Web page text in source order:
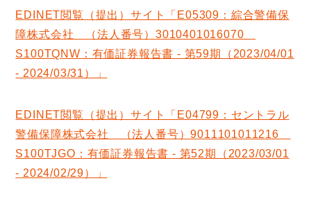
EDINET閲覧（提出）サイト「E05309：綜合警備保
障株式会社 （法人番号）3010401016070
S100TQNW：有価証券報告書 ‐ 第59期（2023/04/01
‐ 2024/03/31）」
EDINET閲覧（提出）サイト「E04799：セントラル
警備保障株式会社 （法人番号）9011101011216
S100TJGO：有価証券報告書 ‐ 第52期（2023/03/01
‐ 2024/02/29）」